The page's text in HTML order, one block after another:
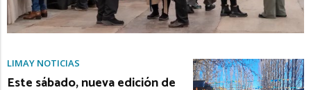
LIMAY NOTICIAS
Este sábado, nueva edición de